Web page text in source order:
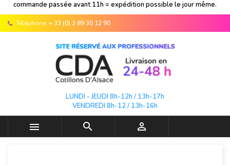
commande passée avant 11h = expédition possible le jour même.
Téléphone: + 33 (0) 3 89 30 12 90
LUNDI - JEUDI 8h-12h / 13h-17h
VENDREDI 8h-12 / 13h-16h
  